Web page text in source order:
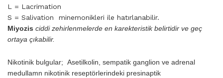
L = Lacrimation
S = Salivation minemonikleri ile hatırlanabilir.
Miyozis ciddi zehirlenmelerde en karekteristik belirtidir ve geç
ortaya çıkabilir.
Nikotinik bulgular; Asetilkolin, sempatik ganglion ve adrenal
medullamn nikotinik re­septörlerindeki presinaptik